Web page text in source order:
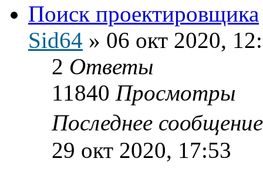
Поиск проектировщика
Sid64 » 06 окт 2020,
2 Ответы
11840 Просмотры
Последнее
29 окт 2020, 17:53